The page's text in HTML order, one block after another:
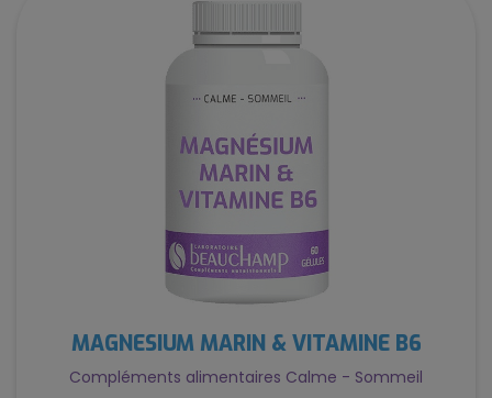
MAGNÉSIUM MARIN & VITAMINE B6
Compléments alimentaires Calme - Sommeil